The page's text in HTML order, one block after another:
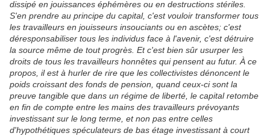
dissipé en jouissances éphémères ou en destructions stériles.
S'en prendre au principe du capital, c'est vouloir transformer tous
les travailleurs en jouisseurs insouciants ou en ascètes; c'est
déresponsabiliser tous les individus face à l'avenir, c'est détruire
la source même de tout progrès. Et c'est bien sûr usurper les
droits de tous les travailleurs honnêtes qui pensent au futur. À ce
propos, il est à hurler de rire que les collectivistes dénoncent le
poids croissant des fonds de pension, quand ceux-ci sont la
preuve tangible que dans un régime de liberté, le capital retombe
en fin de compte entre les mains des travailleurs prévoyants
investissant sur le long terme, et non pas entre celles
d'hypothétiques spéculateurs de bas étage investissant à court